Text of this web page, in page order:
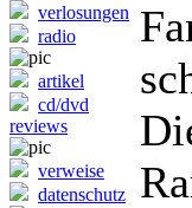
verlosungen
radio
artikel
cd/dvd
reviews
verweise
datenschutz